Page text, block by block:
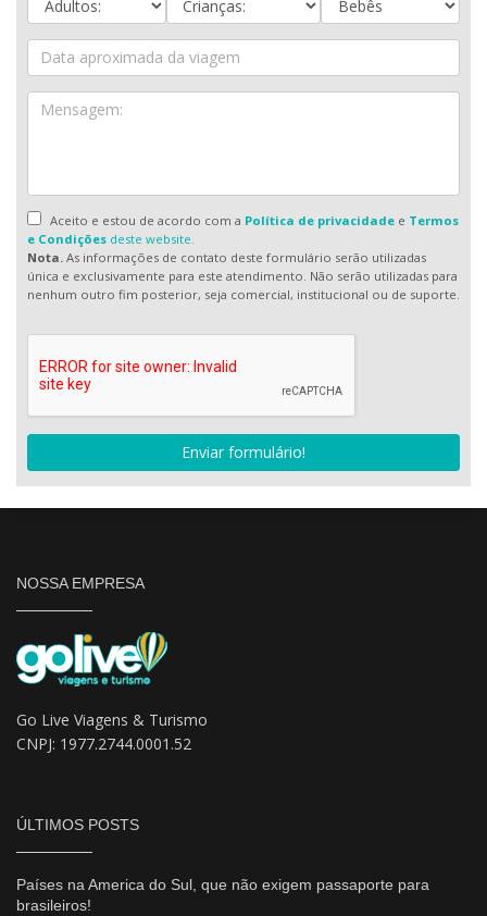
Aceito e estou de acordo com a Política de privacidadee Termos
e Condições deste website.
Nota. As informações de contato deste formulário serão utilizadas
única e exclusivamente para este atendimento. Não serão utilizadas para
nenhum outro fim posterior, seja comercial, institucional ou de suporte.
Enviar formulário!
NOSSA EMPRESA
Go Live Viagens & Turismo
CNPJ: 1977.2744.0001.52
ÚLTIMOS POSTS
Países na America do Sul, que não exigem passaporte para
brasileiros!